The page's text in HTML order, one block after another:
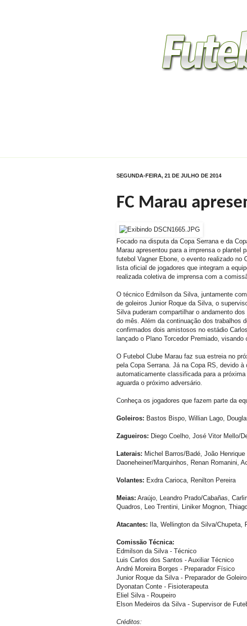
SEGUNDA-FEIRA, 21 DE JULHO DE 2014
FC Marau
Focado na disputa da Copa Serrana e da
Marau apresentou para a imprensa o plantel
futebol Vagner Ebone, o evento realizado
lista oficial de jogadores que integram a
realizada coletiva de imprensa com a
O técnico Edmilson da Silva, juntamente
de goleiros Junior Roque da Silva, o
Silva puderam compartilhar o andamento
do mês. Além da continuação dos trabalhos
confirmados dois amistosos no estádio
lançado o Plano Torcedor Premiado, visando
O Futebol Clube Marau faz sua estreia no
pela Copa Serrana. Já na Copa RS, devido
automaticamente classificada para a
aguarda o próximo adversário.
Conheça os jogadores que fazem parte da
Goleiros: Bastos Bispo, Willian Lago,
Zagueiros: Diego Coelho, José Vitor Mello/
Laterais: Michel Barros/Badé, João
Daoneheiner/Marquinhos, Renan Romanini,
Volantes: Exdra Carioca, Renilton Pereira
Meias: Araújo, Leandro Prado/Cabañas,
Quadros, Leo Trentini, Liniker Mognon,
Atacantes: Ila, Wellington da Silva/Chupeta,
Comissão Técnica:
Edmilson da Silva - Técnico
Luis Carlos dos Santos - Auxiliar Técnico
André Moreira Borges - Preparador Físico
Junior Roque da Silva - Preparador de
Dyonatan Conte - Fisioterapeuta
Eliel Silva - Roupeiro
Elson Medeiros da Silva - Supervisor de
Créditos: